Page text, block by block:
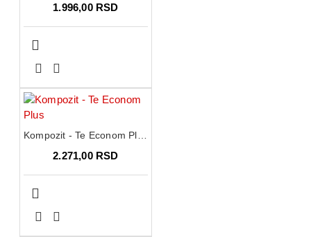
1.996,00 RSD
2.271,00 RSD